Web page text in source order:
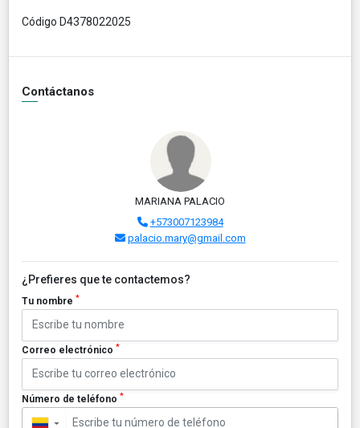
Código D4378022025
Contáctanos
MARIANA PALACIO
+573007123984
palacio.mary@gmail.com
¿Prefieres que te contactemos?
Tu nombre *
Correo electrónico *
Número de teléfono *
▼